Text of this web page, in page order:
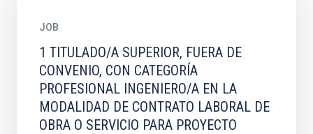
JOB
1 TITULADO/A SUPERIOR, FUERA DE
CONVENIO, CON CATEGORÍA
PROFESIONAL INGENIERO/A EN LA
MODALIDAD DE CONTRATO LABORAL DE
OBRA O SERVICIO PARA PROYECTO